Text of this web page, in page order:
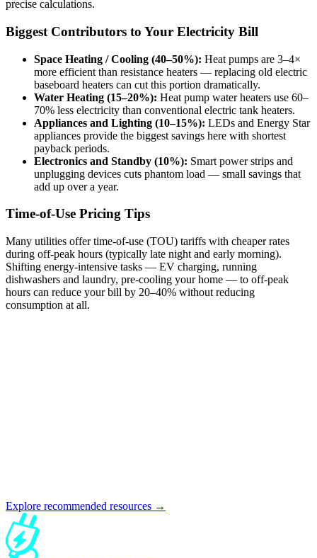
precise calculations.
Biggest Contributors to Your Electricity Bill
Space Heating / Cooling (40–50%): Heat pumps are 3–4×
more efficient than resistance heaters — replacing old electric
baseboard heaters can cut this portion dramatically.
Water Heating (15–20%): Heat pump water heaters use 60–
70% less electricity than conventional electric tank heaters.
Appliances and Lighting (10–15%): LEDs and Energy Star
appliances provide the biggest savings here with shortest
payback periods.
Electronics and Standby (10%): Smart power strips and
unplugging devices cuts phantom load — small savings that
add up over a year.
Time-of-Use Pricing Tips
Many utilities offer time-of-use (TOU) tariffs with cheaper rates
during off-peak hours (typically late night and early morning).
Shifting energy-intensive tasks — EV charging, running
dishwashers and laundry, pre-cooling your home — to off-peak
hours can reduce your bill by 20–40% without reducing
consumption at all.
Explore recommended resources →